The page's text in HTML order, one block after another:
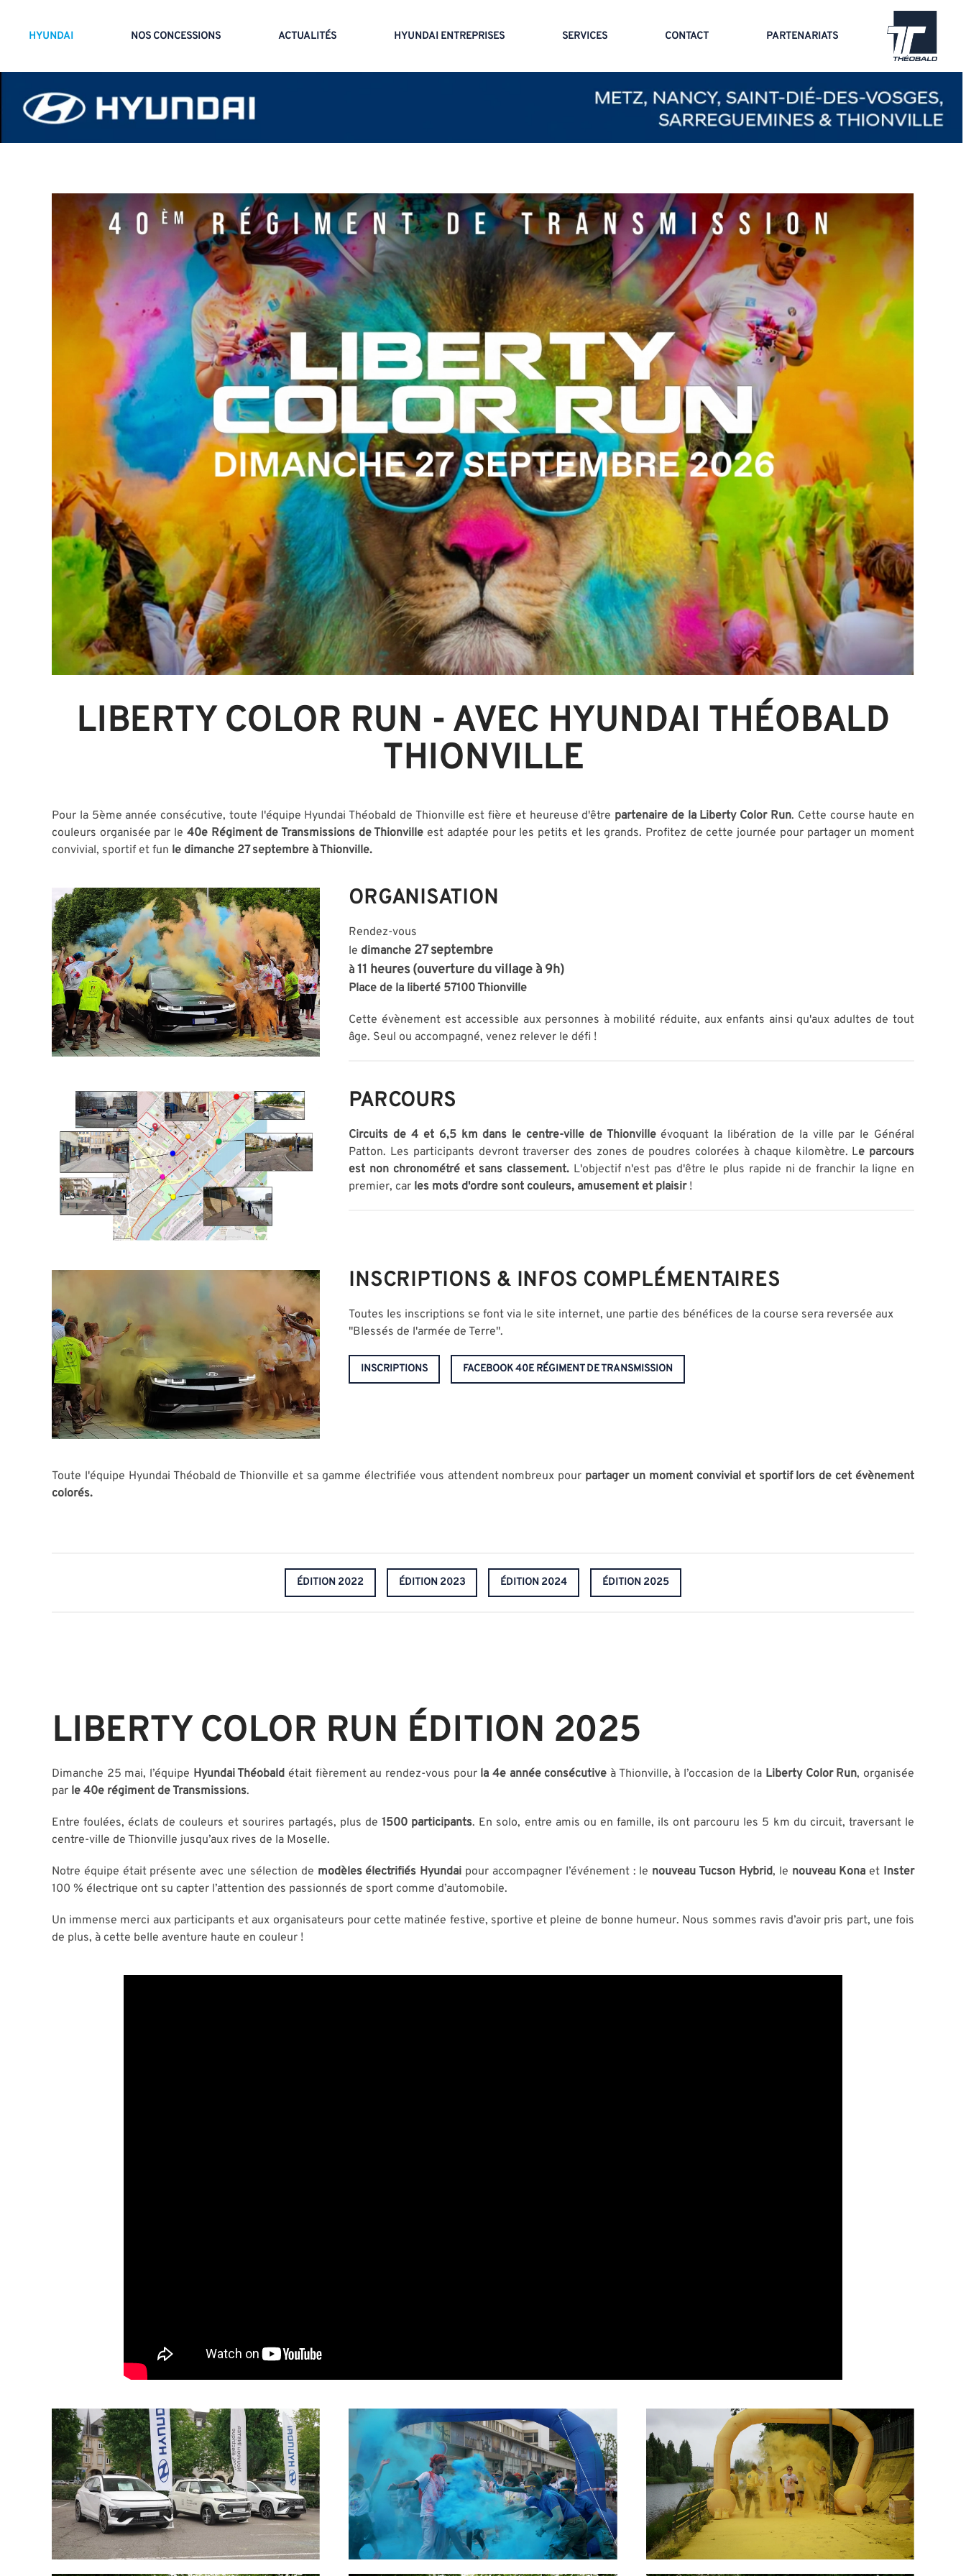
HYUNDAI NOS CONCESSIONS ACTUALITÉS HYUNDAI ENTREPRISES SERVICES CONTACT PARTENARIATS
LIBERTY COLOR RUN - AVEC HYUNDAI THÉOBALD
THIONVILLE
Pour la 5ème année consécutive, toute l'équipe Hyundai Théobald de Thionville est fière et heureuse d'être partenaire de la Liberty Color Run. Cette course haute en
couleurs organisée par le 40e Régiment de Transmissions de Thionville est adaptée pour les petits et les grands. Profitez de cette journée pour partager un moment
convivial, sportif et fun le dimanche 27 septembre à Thionville.
ORGANISATION
Rendez-vous
ledimanche 27 septembre
à11 heures (ouverture du village à 9h)
Place de la liberté 57100 Thionville
Cette évènement est accessible aux personnes à mobilité réduite, aux enfants ainsi qu'aux adultes de tout
âge. Seul ou accompagné, venez relever le défi !
PARCOURS
Circuits de 4 et 6,5 km dans le centre-ville de Thionvilleévoquant la libération de la ville par le Général
Patton. Les participants devront traverser des zones de poudres colorées à chaque kilomètre. Le parcours
est non chronométré et sans classement.L'objectif n'est pas d'être le plus rapide ni de franchir la ligne en
premier, car les mots d'ordre sont couleurs, amusement et plaisir!
INSCRIPTIONS & INFOS COMPLÉMENTAIRES
Toutes les inscriptions se font via le site internet, une partie des bénéfices de la course sera reversée aux
"Blessés de l'armée de Terre".
INSCRIPTIONS FACEBOOK 40E RÉGIMENT DE TRANSMISSION
Toute l'équipe Hyundai Théobald de Thionville et sa gamme électrifiée vous attendent nombreux pour partager un moment convivial et sportif lors de cet évènement
colorés.
ÉDITION 2022 ÉDITION 2023 ÉDITION 2024 ÉDITION 2025
LIBERTY COLOR RUN ÉDITION 2025
Dimanche 25 mai, l’équipe Hyundai Théobald était fièrement au rendez-vous pour la 4e année consécutive à Thionville, à l’occasion de la Liberty Color Run, organisée
par le 40e régiment de Transmissions.
Entre foulées, éclats de couleurs et sourires partagés, plus de 1500 participants. En solo, entre amis ou en famille, ils ont parcouru les 5 km du circuit, traversant le
centre-ville de Thionville jusqu’aux rives de la Moselle.
Notre équipe était présente avec une sélection de modèles électrifiés Hyundai pour accompagner l’événement : le nouveau Tucson Hybrid, le nouveau Kona et Inster
100 % électrique ont su capter l’attention des passionnés de sport comme d’automobile.
Un immense merci aux participants et aux organisateurs pour cette matinée festive, sportive et pleine de bonne humeur. Nous sommes ravis d’avoir pris part, une fois
de plus, à cette belle aventure haute en couleur !